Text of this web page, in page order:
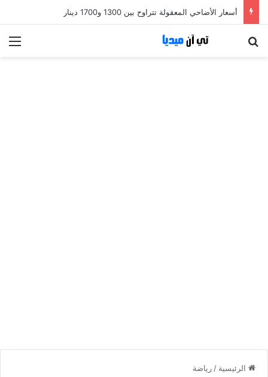
أسعار الأضاحي المعقولة تتراوح بين 1300 و1700 دينار
الرئيسية / رياضة